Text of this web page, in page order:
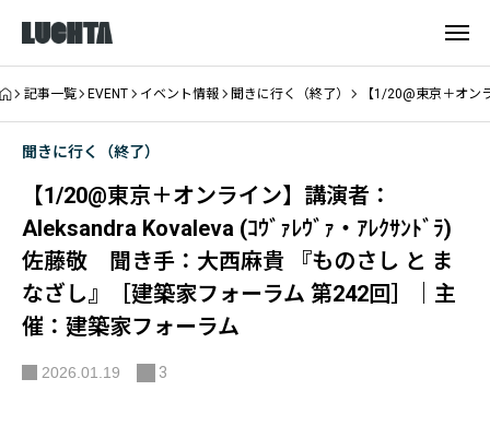
記事一覧 EVENT イベント情報 聞きに行く（終了） 【1/20@東京＋オ
聞きに行く（終了）
【1/20@東京＋オンライン】講演者：
Aleksandra Kovaleva (ｺｳﾞｧﾚｳﾞｧ・ｱﾚｸｻﾝﾄﾞﾗ)
佐藤敬 聞き手：大西麻貴 『ものさし と ま
なざし』［建築家フォーラム 第242回］｜主
催：建築家フォーラム
2026.01.19 3